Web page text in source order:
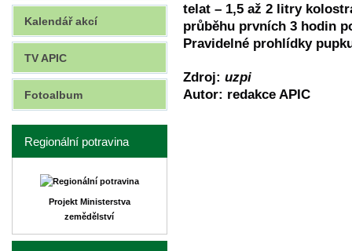
telat – 1,5 až 2 litry
průběhu prvních 3 hodin
Pravidelné prohlídky
Zdroj: uzpi
Autor: redakce APIC
Kalendář akcí
TV APIC
Fotoalbum
Regionální potravina
Projekt Ministerstva
zemědělství